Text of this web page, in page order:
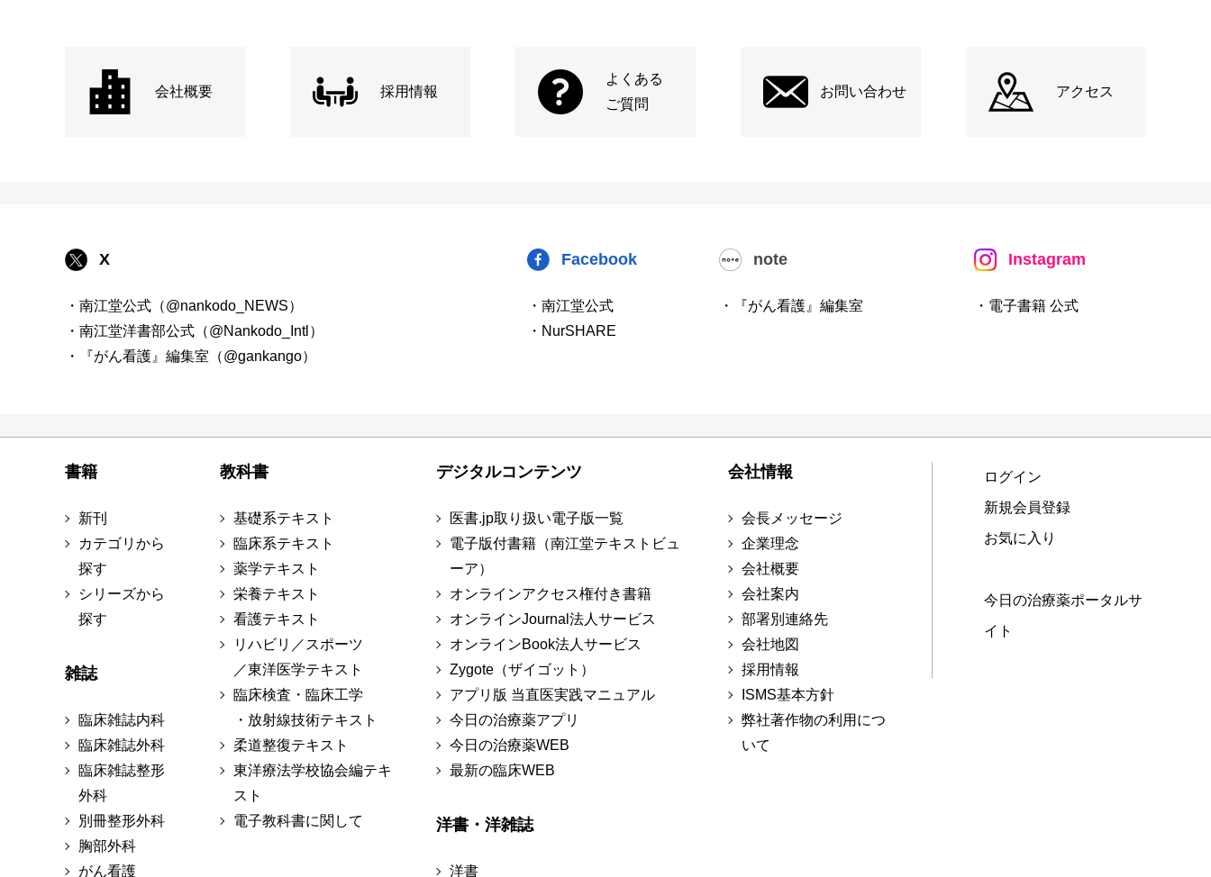
会社概要 採用情報
よくある
ご質問
お問い合わせ アクセス
X
・南江堂公式（@nankodo_NEWS）
・南江堂洋書部公式（@Nankodo_Intl）
・『がん看護』編集室（@gankango）
Facebook
・南江堂公式
・NurSHARE
note
・『がん看護』編集室
Instagram
・電子書籍 公式
書籍
新刊
カテゴリから
探す
シリーズから
探す
雑誌
臨床雑誌内科
臨床雑誌外科
臨床雑誌整形
外科
別冊整形外科
胸部外科
がん看護
教科書
基礎系テキスト
臨床系テキスト
薬学テキスト
栄養テキスト
看護テキスト
リハビリ／スポーツ
／東洋医学テキスト
臨床検査・臨床工学
・放射線技術テキスト
柔道整復テキスト
東洋療法学校協会編テキ
スト
電子教科書に関して
デジタルコンテンツ
医書.jp取り扱い電子版一覧
電子版付書籍（南江堂テキストビュ
ーア）
オンラインアクセス権付き書籍
オンラインJournal法人サービス
オンラインBook法人サービス
Zygote（ザイゴット）
アプリ版 当直医実践マニュアル
今日の治療薬アプリ
今日の治療薬WEB
最新の臨床WEB
洋書・洋雑誌
洋書
会社情報
会長メッセージ
企業理念
会社概要
会社案内
部署別連絡先
会社地図
採用情報
ISMS基本方針
弊社著作物の利用につ
いて
ログイン
新規会員登録
お気に入り
今日の治療薬ポータルサ
イト